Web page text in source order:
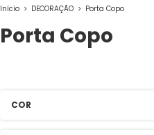
Início > DECORAÇÃO > Porta Copo
Porta Copo
COR